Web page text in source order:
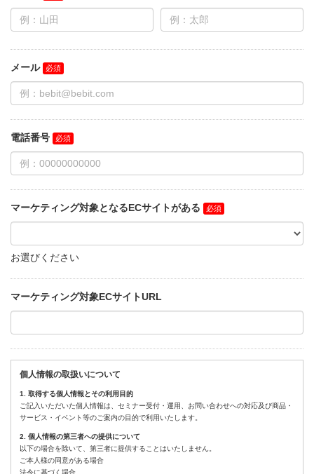
メール
電話番号
マーケティング対象となるECサイトがある
お選びください
マーケティング対象ECサイトURL
個人情報の取扱いについて
1. 取得する個人情報とその利用目的
ご記入いただいた個人情報は、セミナー受付・運用、お問い合わせへの対応及び商品・
サービス・イベント等のご案内の目的で利用いたします。
2. 個人情報の第三者への提供について
以下の場合を除いて、第三者に提供することはいたしません。
ご本人様の同意がある場合
法令に基づく場合